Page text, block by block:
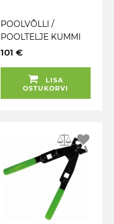
POOLVÕLLI /
POOLTELJE KUMMI
PAIGALDAJA
120MM JBM
101 €
LISA
OSTUKORVI